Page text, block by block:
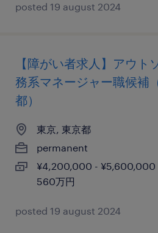
posted 19 august 2024
【障がい者求人】アウト
務系マネージャー職候補
都）
東京, 東京都
permanent
¥4,200,000 - ¥5,600,000
560万円
posted 19 august 2024